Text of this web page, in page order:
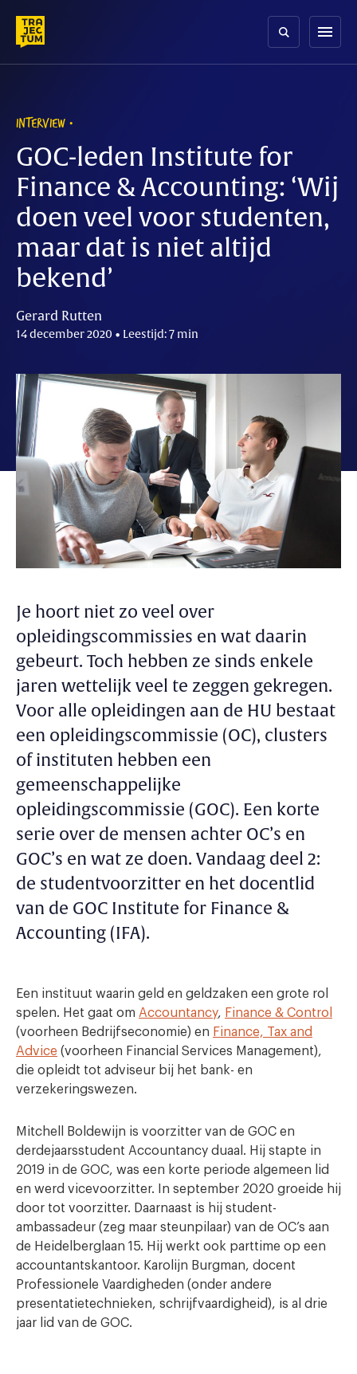
content
menu
INTERVIEW
GOC-leden Institute for
Finance & Accounting: ‘Wij
doen veel voor studenten,
maar dat is niet altijd
bekend’
Gerard Rutten
14 december 2020 • Leestijd: 7 min
Je hoort niet zo veel over
opleidingscommissies en wat daarin
gebeurt. Toch hebben ze sinds enkele
jaren wettelijk veel te zeggen gekregen.
Voor alle opleidingen aan de HU bestaat
een opleidingscommissie (OC), clusters
of instituten hebben een
gemeenschappelijke
opleidingscommissie (GOC). Een korte
serie over de mensen achter OC’s en
GOC’s en wat ze doen. Vandaag deel 2:
de studentvoorzitter en het docentlid
van de GOC Institute for Finance &
Accounting (IFA).
Een instituut waarin geld en geldzaken een grote rol
spelen. Het gaat om Accountancy, Finance & Control
(voorheen Bedrijfseconomie) en Finance, Tax and
Advice (voorheen Financial Services Management),
die opleidt tot adviseur bij het bank- en
verzekeringswezen.
Mitchell Boldewijn is voorzitter van de GOC en
derdejaarsstudent Accountancy duaal. Hij stapte in
2019 in de GOC, was een korte periode algemeen lid
en werd vicevoorzitter. In september 2020 groeide hij
door tot voorzitter. Daarnaast is hij student-
ambassadeur (zeg maar steunpilaar) van de OC’s aan
de Heidelberglaan 15. Hij werkt ook parttime op een
accountantskantoor. Karolijn Burgman, docent
Professionele Vaardigheden (onder andere
presentatietechnieken, schrijfvaardigheid), is al drie
jaar lid van de GOC.